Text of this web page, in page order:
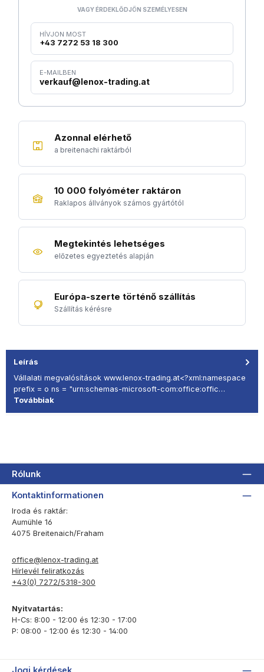
VAGY ÉRDEKLŐDJÖN SZEMÉLYESEN
HÍVJON MOST
+43 7272 53 18 300
E-MAILBEN
verkauf@lenox-trading.at
Azonnal elérhető
a breitenachi raktárból
10 000 folyóméter raktáron
Raklapos állványok számos gyártótól
Megtekintés lehetséges
előzetes egyeztetés alapján
Európa-szerte történő szállítás
Szállítás kérésre
Leírás
Vállalati megvalósítások www.lenox-trading.at<?xml:namespace
prefix = o ns = "urn:schemas-microsoft-com:office:offic…
Továbbiak
Rólunk
Kontaktinformationen
Iroda és raktár:
Aumühle 16
4075 Breitenaich/Fraham
office@lenox-trading.at
Hírlevél feliratkozás
+43(0) 7272/5318-300
Nyitvatartás:
H-Cs: 8:00 - 12:00 és 12:30 - 17:00
P: 08:00 - 12:00 és 12:30 - 14:00